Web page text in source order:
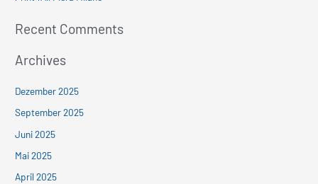
Recent Comments
Archives
Dezember 2025
September 2025
Juni 2025
Mai 2025
April 2025